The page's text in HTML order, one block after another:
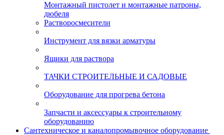
Монтажный пистолет и монтажные патроны,
дюбеля
Растворосмесители
Инструмент для вязки арматуры
Ящики для раствора
ТАЧКИ СТРОИТЕЛЬНЫЕ И САДОВЫЕ
Оборудование для прогрева бетона
Запчасти и аксессуары к строительному
оборудованию
Сантехническое и каналопромывочное оборудование